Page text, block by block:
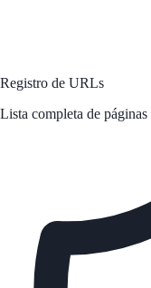
Registro de URLs
Lista completa de